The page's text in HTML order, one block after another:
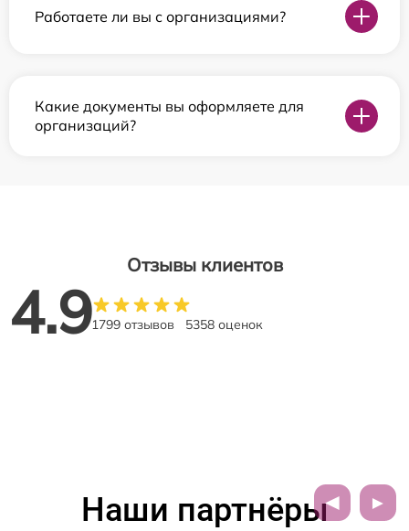
Работаете ли вы с организациями?
Какие документы вы оформляете для
организаций?
Отзывы клиентов
4.91799 отзывов 5358 оценок
Наши партнёры